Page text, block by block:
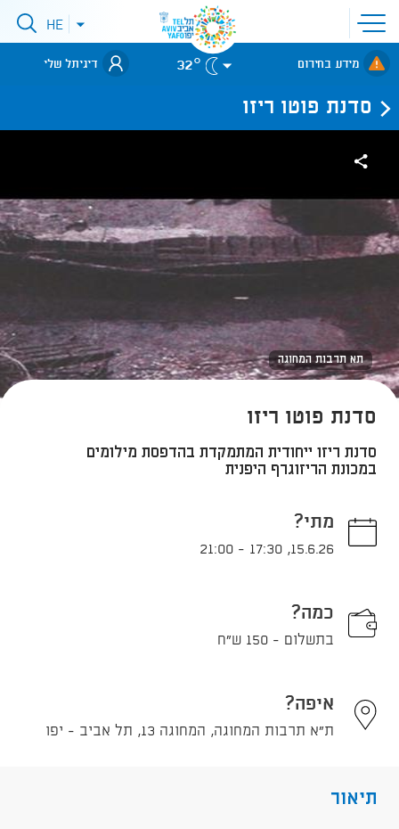
פתיחת
תפריט
אתר
לאתר עיריית
תל-אביב
פתיחתHE
מידע בחירום 32° דיגיתל שלי
סדנת פוטו ריזו
תא תרבות המחוגה
סדנת פוטו ריזו
סדנת ריזו ייחודית המתמקדת בהדפסת מילומים
במכונת הריזוגרף היפנית
מתי?
15.6.26
,
17:30
-
21:00
כמה?
בתשלום - 150 ש"ח
איפה?
ת"א תרבות המחוגה, המחוגה 13, תל אביב - יפו
תיאור